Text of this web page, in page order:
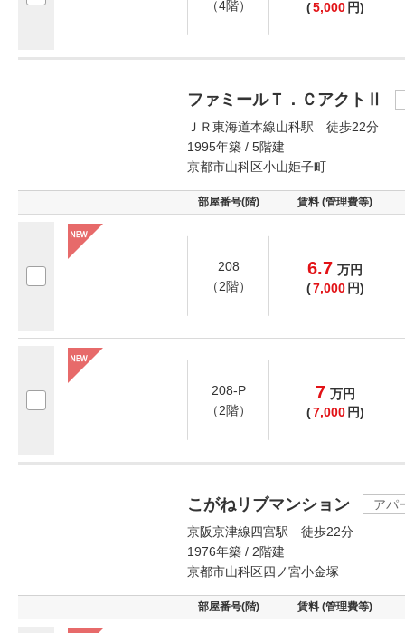
（4階）
(5,000 円)
ファミールＴ．ＣアクトⅡ
ＪＲ東海道本線山科駅 徒歩22分
1995年築 / 5階建
京都市山科区小山姫子町
部屋番号(階) 賃料 (管理費等)
208
（2階）
6.7 万円
(7,000 円)
208-P
（2階）
7 万円
(7,000 円)
こがねリブマンション
アパ
京阪京津線四宮駅 徒歩22分
1976年築 / 2階建
京都市山科区四ノ宮小金塚
部屋番号(階) 賃料 (管理費等)